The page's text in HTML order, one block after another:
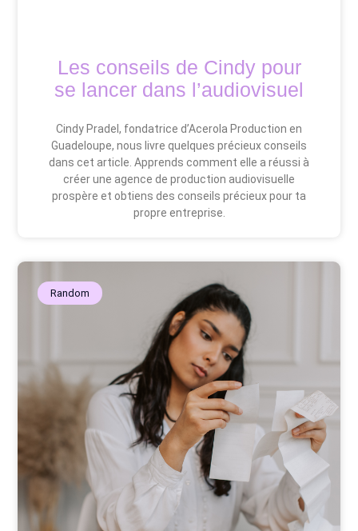
Les conseils de Cindy pour
se lancer dans l’audiovisuel
Cindy Pradel, fondatrice d’Acerola Production en
Guadeloupe, nous livre quelques précieux conseils
dans cet article. Apprends comment elle a réussi à
créer une agence de production audiovisuelle
prospère et obtiens des conseils précieux pour ta
propre entreprise.
Random